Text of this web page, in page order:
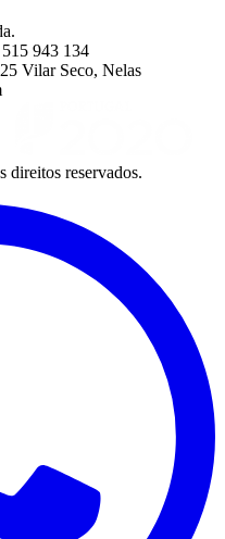
943 134
Vilar Seco, Nelas
direitos reservados.